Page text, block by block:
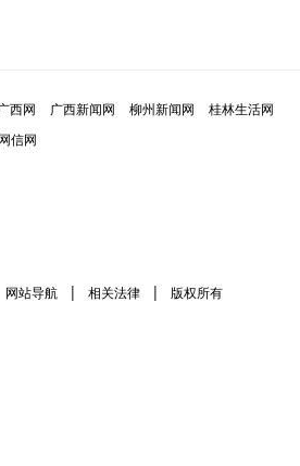
西网 广西新闻网 柳州新闻网
桂林生活网
信网
网站导航 | 相关法律 |
版权所有